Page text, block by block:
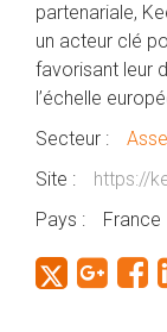
partenariale,
un acteur clé
favorisant leur
l’échelle
Secteur :
Site :
https://
Pays :
France